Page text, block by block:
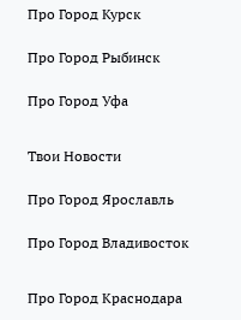
Про Город Курск
Про Город Рыбинск
Про Город Уфа
Твои Новости
Про Город Ярославль
Про Город Владивосток
Про Город Краснодара